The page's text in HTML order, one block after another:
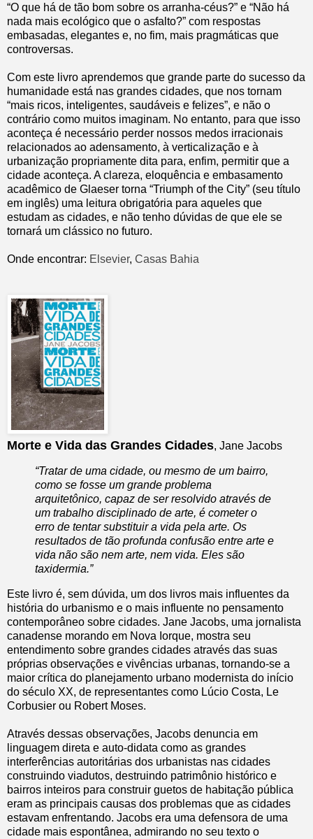
“O que há de tão bom sobre os arranha-céus?” e “Não há
nada mais ecológico que o asfalto?” com respostas
embasadas, elegantes e, no fim, mais pragmáticas que
controversas.
Com este livro aprendemos que grande parte do sucesso da
humanidade está nas grandes cidades, que nos tornam
“mais ricos, inteligentes, saudáveis e felizes”, e não o
contrário como muitos imaginam. No entanto, para que isso
aconteça é necessário perder nossos medos irracionais
relacionados ao adensamento, à verticalização e à
urbanização propriamente dita para, enfim, permitir que a
cidade aconteça. A clareza, eloquência e embasamento
acadêmico de Glaeser torna “Triumph of the City” (seu título
em inglês) uma leitura obrigatória para aqueles que
estudam as cidades, e não tenho dúvidas de que ele se
tornará um clássico no futuro.
Onde encontrar: Elsevier, Casas Bahia
Morte e Vida das Grandes Cidades, Jane Jacobs
“Tratar de uma cidade, ou mesmo de um bairro,
como se fosse um grande problema
arquitetônico, capaz de ser resolvido através de
um trabalho disciplinado de arte, é cometer o
erro de tentar substituir a vida pela arte. Os
resultados de tão profunda confusão entre arte e
vida não são nem arte, nem vida. Eles são
taxidermia.”
Este livro é, sem dúvida, um dos livros mais influentes da
história do urbanismo e o mais influente no pensamento
contemporâneo sobre cidades. Jane Jacobs, uma jornalista
canadense morando em Nova Iorque, mostra seu
entendimento sobre grandes cidades através das suas
próprias observações e vivências urbanas, tornando-se a
maior crítica do planejamento urbano modernista do início
do século XX, de representantes como Lúcio Costa, Le
Corbusier ou Robert Moses.
Através dessas observações, Jacobs denuncia em
linguagem direta e auto-didata como as grandes
interferências autoritárias dos urbanistas nas cidades
construindo viadutos, destruindo patrimônio histórico e
bairros inteiros para construir guetos de habitação pública
eram as principais causas dos problemas que as cidades
estavam enfrentando. Jacobs era uma defensora de uma
cidade mais espontânea, admirando no seu texto o